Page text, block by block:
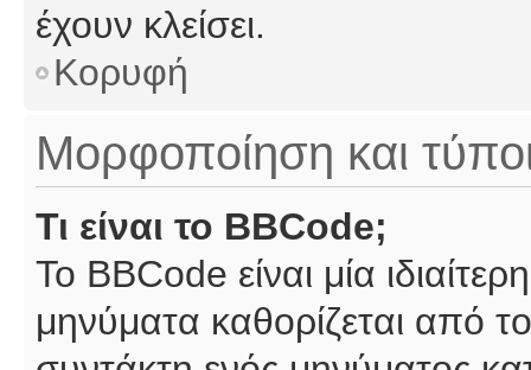
έχουν κλείσει.
Κορυφή
Μορφοποίηση και
Τι είναι το BBCode;
Το BBCode είναι μία
μηνύματα καθορίζεται από